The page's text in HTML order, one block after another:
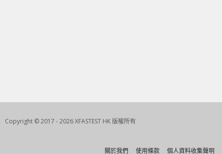
Copyright © 2017 - 2026 XFASTEST HK 版權所有
關於我們 使用條款 個人資料收集聲明